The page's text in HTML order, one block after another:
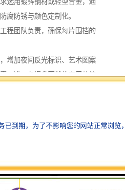
选用镀锌钢材或轻型合金，通
腐防锈与颜色定制化。
程团队负责，确保每片围挡的
增加夜间反光标识、艺术图案
，进一步提升围挡的实用价值
我们持续投入资源，推动产品